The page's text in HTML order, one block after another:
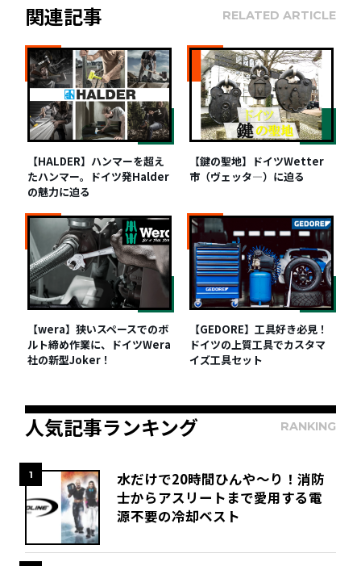
関連記事 RELATED ARTICLE
【HALDER】ハンマーを超え
たハンマー。ドイツ発Halder
の魅力に迫る
【鍵の聖地】ドイツWetter
市（ヴェッタ―）に迫る
【wera】狭いスペースでのボ
ルト締め作業に、ドイツWera
社の新型Joker！
【GEDORE】工具好き必見！
ドイツの上質工具でカスタマ
イズ工具セット
人気記事ランキング RANKING
1
水だけで20時間ひんや～り！消防
士からアスリートまで愛用する電
源不要の冷却ベスト